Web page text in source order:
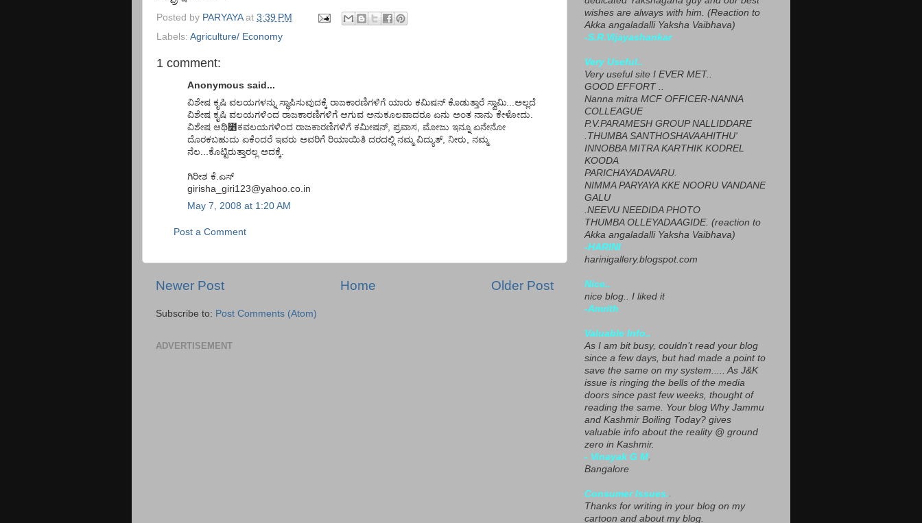
Posted by PARYAYA at 3:39 PM
Labels: Agriculture/ Economy
1 comment:
Anonymous said...
ವಿಶೇಷ ಕೃಷಿ ವಲಯಗಳನ್ನು ಸ್ಥಾಪಿಸುವುದಕ್ಕೆ ರಾಜಕಾರಣಿಗಳಿಗೆ ಯಾರು ಕಮಿಷನ್ ಕೊಡುತ್ತಾರೆ ಸ್ವಾಮಿ...ಅಲ್ಲದೆ
ವಿಶೇಷ ಕೃಷಿ ವಲಯಗಳಿಂದ ರಾಜಕಾರಣಿಗಳಿಗೆ ಆಗುವ ಅನುಕೂಲವಾದರೂ ಏನು ಅಂತ ನಾನು ಕೇಳೋದು.
ವಿಶೇಷ ಆಥಿ೵ಕವಲಯಗಳಿಂದ ರಾಜಕಾರಣಿಗಳಿಗೆ ಕಮೀಷನ್, ಪ್ರವಾಸ, ಮೋಜು ಇನ್ನೂ ಏನೇನೋ
ದೊರಕಬಹುದು ಏಕೆಂದರೆ ಇವರು ಅವರಿಗೆ ರಿಯಾಯಿತಿ ದರದಲ್ಲಿ ನಮ್ಮ ವಿದ್ಯುತ್, ನೀರು, ನಮ್ಮ
ನೆಲ...ಕೊಟ್ಟಿರುತ್ತಾರಲ್ಲ ಅದಕ್ಕೆ.
ಗಿರೀಶ ಕೆ.ಎಸ್
girisha_giri123@yahoo.co.in
May 7, 2008 at 1:20 AM
Post a Comment
Newer Post Older Post
Home
Subscribe to: Post Comments (Atom)
ADVERTISEMENT
wishes are always with him. (Reaction to
Akka angaladalli Yaksha Vaibhava)
-S.R.Vijayashankar
Very Useful..
Very useful site I EVER MET..
GOOD EFFORT ..
Nanna mitra MCF OFFICER-NANNA
COLLEAGUE
P.V.PARAMESH GROUP NALLIDDARE
.THUMBA SANTHOSHAVAAHITHU'
INNOBBA MITRA KARTHIK KODREL
KOODA
PARICHAYADAVARU.
NIMMA PARYAYA KKE NOORU VANDANE
GALU
.NEEVU NEEDIDA PHOTO
THUMBA OLLEYADAAGIDE. (reaction to
Akka angaladalli Yaksha Vaibhava)
-HARINI
harinigallery.blogspot.com
Nice..
nice blog.. I liked it
-Amrith
Valuable Info..
As I am bit busy, couldn’t read your blog
since a few days, but had made a point to
save the same on my system..... As J&K
issue is ringing the bells of the media
doors since past few weeks, thought of
reading the same. Your blog Why Jammu
and Kashmir Boiling Today? gives
valuable info about the reality @ ground
zero in Kashmir.
- Vinayak G M,
Bangalore
Consumer Issues..
Thanks for writing in your blog on my
cartoon and about my blog.